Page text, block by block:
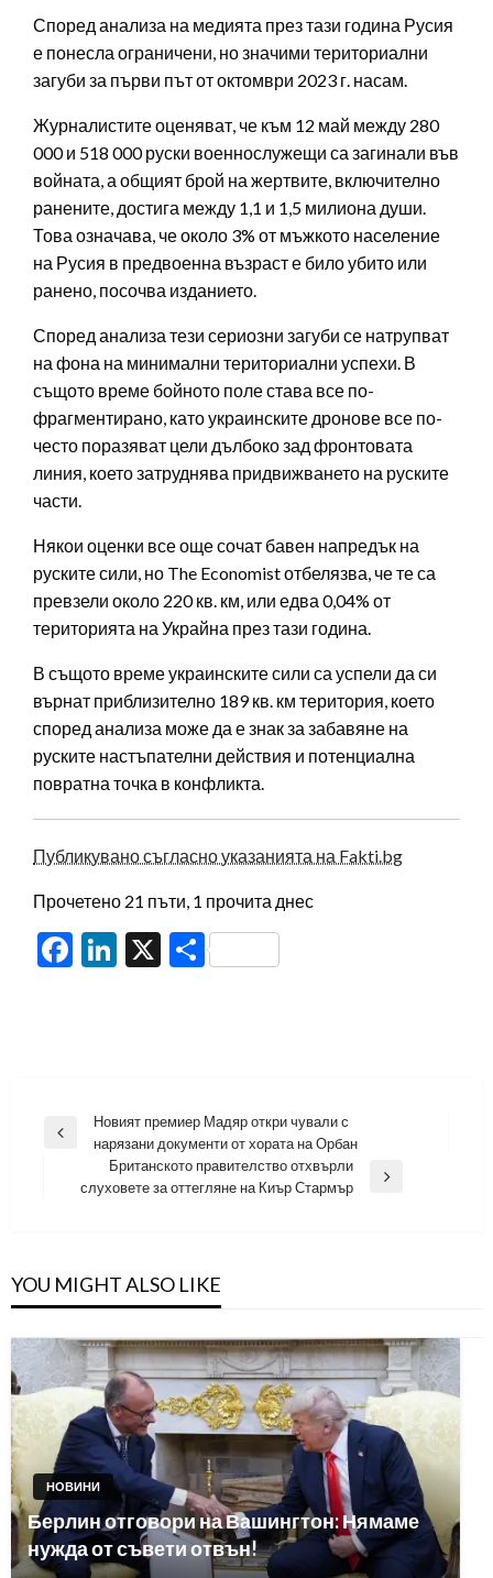
Според анализа на медията през тази година Русия
е понесла ограничени, но значими териториални
загуби за първи път от октомври 2023 г. насам.
Журналистите оценяват, че към 12 май между 280
000 и 518 000 руски военнослужещи са загинали във
войната, а общият брой на жертвите, включително
ранените, достига между 1,1 и 1,5 милиона души.
Това означава, че около 3% от мъжкото население
на Русия в предвоенна възраст е било убито или
ранено, посочва изданието.
Според анализа тези сериозни загуби се натрупват
на фона на минимални териториални успехи. В
същото време бойното поле става все по-
фрагментирано, като украинските дронове все по-
често поразяват цели дълбоко зад фронтовата
линия, което затруднява придвижването на руските
части.
Някои оценки все още сочат бавен напредък на
руските сили, но The Economist отбелязва, че те са
превзели около 220 кв. км, или едва 0,04% от
територията на Украйна през тази година.
В същото време украинските сили са успели да си
върнат приблизително 189 кв. км територия, което
според анализа може да е знак за забавяне на
руските настъпателни действия и потенциална
повратна точка в конфликта.
Публикувано съгласно указанията на Fakti.bg
Прочетено 21 пъти, 1 прочита днес
Facebook
LinkedIn
X Share
Навигация
Previous
Новият премиер Мадяр откри чували с
нарязани документи от хората на Орбан
Next
Британското правителство отхвърли
слуховете за оттегляне на Киър Стармър
YOU MIGHT ALSO LIKE
НОВИНИ
Берлин отговори на Вашингтон: Нямаме
нужда от съвети отвън!